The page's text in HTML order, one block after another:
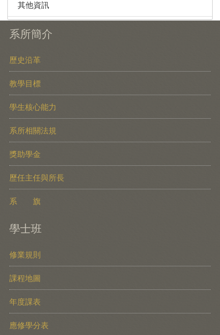
其他資訊
系所簡介
歷史沿革
教學目標
學生核心能力
系所相關法規
獎助學金
歷任主任與所長
系 旗
學士班
修業規則
課程地圖
年度課表
應修學分表